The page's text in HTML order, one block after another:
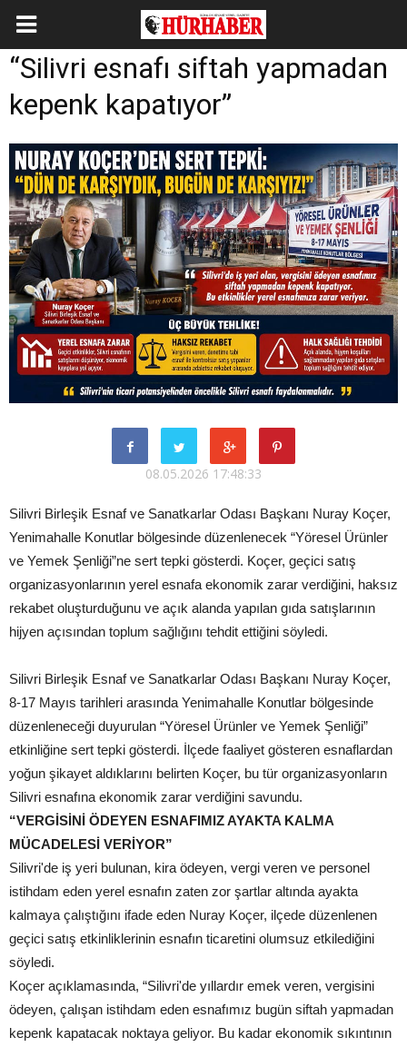
“Silivri esnafı siftah yapmadan
kepenk kapatıyor”
08.05.2026 17:48:33
Silivri Birleşik Esnaf ve Sanatkarlar Odası Başkanı Nuray Koçer,
Yenimahalle Konutlar bölgesinde düzenlenecek “Yöresel Ürünler
ve Yemek Şenliği”ne sert tepki gösterdi. Koçer, geçici satış
organizasyonlarının yerel esnafa ekonomik zarar verdiğini, haksız
rekabet oluşturduğunu ve açık alanda yapılan gıda satışlarının
hijyen açısından toplum sağlığını tehdit ettiğini söyledi.
Silivri Birleşik Esnaf ve Sanatkarlar Odası Başkanı Nuray Koçer,
8-17 Mayıs tarihleri arasında Yenimahalle Konutlar bölgesinde
düzenleneceği duyurulan “Yöresel Ürünler ve Yemek Şenliği”
etkinliğine sert tepki gösterdi. İlçede faaliyet gösteren esnaflardan
yoğun şikayet aldıklarını belirten Koçer, bu tür organizasyonların
Silivri esnafına ekonomik zarar verdiğini savundu.
“VERGİSİNİ ÖDEYEN ESNAFIMIZ AYAKTA KALMA
MÜCADELESİ VERİYOR”
Silivri'de iş yeri bulunan, kira ödeyen, vergi veren ve personel
istihdam eden yerel esnafın zaten zor şartlar altında ayakta
kalmaya çalıştığını ifade eden Nuray Koçer, ilçede düzenlenen
geçici satış etkinliklerinin esnafın ticaretini olumsuz etkilediğini
söyledi.
Koçer açıklamasında, “Silivri'de yıllardır emek veren, vergisini
ödeyen, çalışan istihdam eden esnafımız bugün siftah yapmadan
kepenk kapatacak noktaya geliyor. Bu kadar ekonomik sıkıntının